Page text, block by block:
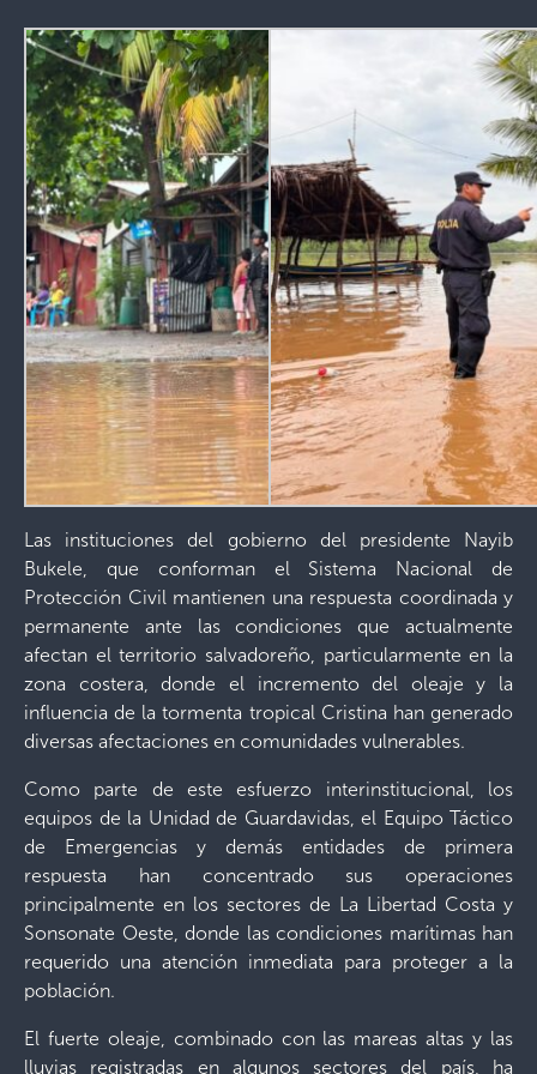
Las instituciones del gobierno del presidente Nayib
Bukele, que conforman el Sistema Nacional de
Protección Civil mantienen una respuesta coordinada y
permanente ante las condiciones que actualmente
afectan el territorio salvadoreño, particularmente en la
zona costera, donde el incremento del oleaje y la
influencia de la tormenta tropical Cristina han generado
diversas afectaciones en comunidades vulnerables.
Como parte de este esfuerzo interinstitucional, los
equipos de la Unidad de Guardavidas, el Equipo Táctico
de Emergencias y demás entidades de primera
respuesta han concentrado sus operaciones
principalmente en los sectores de La Libertad Costa y
Sonsonate Oeste, donde las condiciones marítimas han
requerido una atención inmediata para proteger a la
población.
El fuerte oleaje, combinado con las mareas altas y las
lluvias registradas en algunos sectores del país, ha